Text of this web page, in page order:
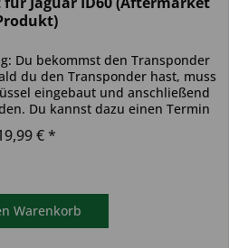
Du bekommst den Transponder
du den Transponder hast, muss
eingebaut und anschließend
Du kannst dazu einen Termin
€ *
Warenkorb